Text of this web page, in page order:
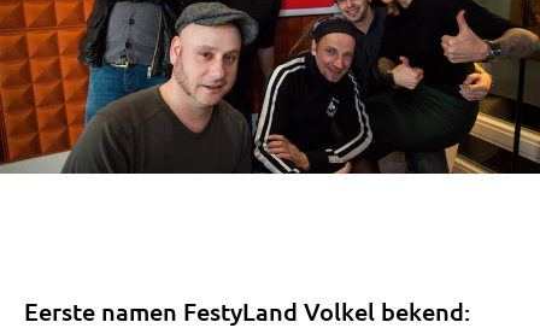
Eerste namen FestyLand Volkel bekend: